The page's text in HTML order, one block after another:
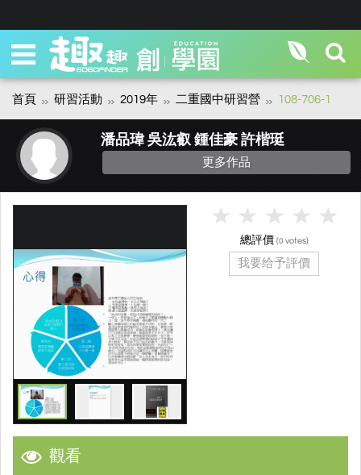
首頁 研習活動 2019年 二重國中研習營 108-706-1
潘品瑋 吳汯叡 鍾佳豪 許楷珽
更多作品
觀看
總評價 (0 votes)
我要给予評價